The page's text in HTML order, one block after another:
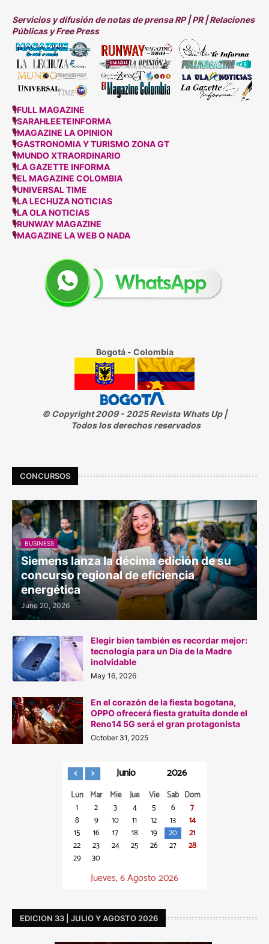
Servicios y difusión de notas de prensa RP | PR | Relaciones
Públicas y Free Press
🎙FULL MAGAZINE
🎙SARAHLEETEINFORMA
🎙MAGAZINE LA OPINION
🎙GASTRONOMIA Y TURISMO ZONA GT
🎙MUNDO XTRAORDINARIO
🎙LA GAZETTE INFORMA
🎙EL MAGAZINE COLOMBIA
🎙UNIVERSAL TIME
🎙LA LECHUZA NOTICIAS
🎙LA OLA NOTICIAS
🎙RUNWAY MAGAZINE
🎙MAGAZINE LA WEB O NADA
Bogotá - Colombia
© Copyright 2009 - 2025 Revista Whats Up |
Todos los derechos reservados
CONCURSOS
BUSINESS
Siemens lanza la décima edición de su
concurso regional de eficiencia
energética
June 20, 2026
Elegir bien también es recordar mejor:
tecnología para un Día de la Madre
inolvidable
May 16, 2026
En el corazón de la fiesta bogotana,
OPPO ofrecerá fiesta gratuita donde el
Reno14 5G será el gran protagonista
October 31, 2025
Junio 2026
Lun Mar Mie Jue Vie Sab Dom
1
2 3 4 5 6
7
8
9 10 11 12 13
14
15
16 17 18 19 20
21
22
23 24 25 26 27
28
29
30
Jueves, 6 Agosto 2026
EDICION 33 | JULIO Y AGOSTO 2026